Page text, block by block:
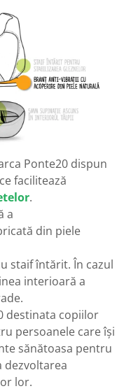
Ponte20 dispun
facilitează
.
a
din piele
staif întărit. În cazul
interioară a
destinata copiilor
persoanele care își
sănătoasa pentru
dezvoltarea
lor.